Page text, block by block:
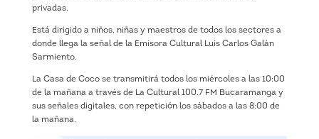
privadas.
Está dirigido a niños, niñas y maestros de todos los sectores a
donde llega la señal de la Emisora Cultural Luis Carlos Galán
Sarmiento.
La Casa de Coco se transmitirá todos los miércoles a las 10:00
de la mañana a través de La Cultural 100.7 FM Bucaramanga y
sus señales digitales, con repetición los sábados a las 8:00 de
la mañana.